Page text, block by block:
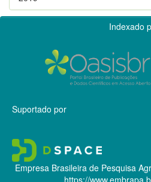
Indexado
Suportado por
Empresa Brasileira de Pesquisa
https://